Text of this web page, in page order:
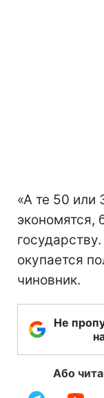
«А те 50 или
экономятся,
окупается
чиновник.
Не
Або